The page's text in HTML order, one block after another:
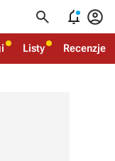
  
Listy Recenzje